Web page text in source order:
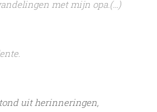
met mijn opa.(…)
uit herinneringen,